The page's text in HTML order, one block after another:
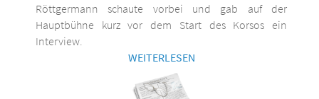
Röttgermann schaute vorbei und gab auf der
Hauptbühne kurz vor dem Start des Korsos ein
Interview.
WEITERLESEN